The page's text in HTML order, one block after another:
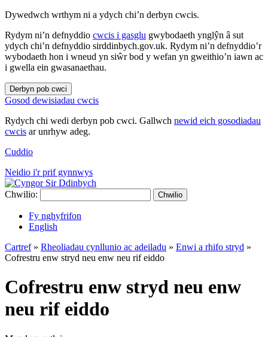
Dywedwch wrthym ni a ydych chi’n derbyn cwcis.
Rydym ni’n defnyddio cwcis i gasglu gwybodaeth ynglŷn â sut
ydych chi’n defnyddio sirddinbych.gov.uk. Rydym ni’n defnyddio’r
wybodaeth hon i wneud yn siŵr bod y wefan yn gweithio’n iawn ac
i gwella ein gwasanaethau.
Derbyn pob cwci
Gosod dewisiadau cwcis
Rydych chi wedi derbyn pob cwci. Gallwch newid eich gosodiadau
cwcis ar unrhyw adeg.
Cuddio
Neidio i'r prif gynnwys
Chwilio: Chwilio
Fy nghyfrifon
English
Cartref» Rheoliadau cynllunio ac adeiladu » Enwi a rhifo stryd »
Cofrestru enw stryd neu enw neu rif eiddo
Cofrestru enw stryd neu enw
neu rif eiddo